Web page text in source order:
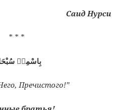
Саид Нурси
* * *
بِاسْمِهٖ
Пречистого!”